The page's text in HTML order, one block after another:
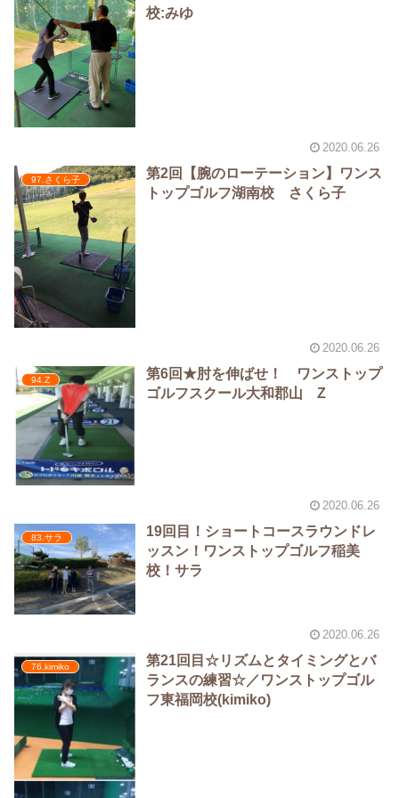
校:みゆ
2020.06.26
97.さくら子
第2回【腕のローテーション】ワンス
トップゴルフ湖南校 さくら子
2020.06.26
94.Z
第6回★肘を伸ばせ！ ワンストップ
ゴルフスクール大和郡山 Z
2020.06.26
83.サラ
19回目！ショートコースラウンドレ
ッスン！ワンストップゴルフ稲美
校！サラ
2020.06.26
76.kimiko
第21回目☆リズムとタイミングとバ
ランスの練習☆／ワンストップゴル
フ東福岡校(kimiko)